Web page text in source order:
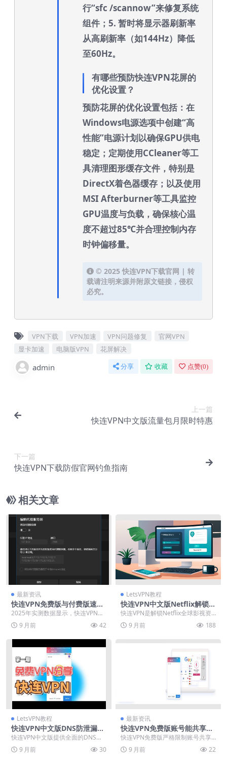
行“sfc /scannow”来修复系统
组件；5. 暂时将显示器刷新率
从高刷新率（如144Hz）降低
至60Hz。
有哪些预防快连VPN花屏的
优化设置？
预防花屏的优化设置包括：在
Windows电源选项中创建“高
性能”电源计划以确保GPU供电
稳定；定期使用CCleaner等工
具清理图形缓存文件，特别是
DirectX着色器缓存；以及使用
MSI Afterburner等工具监控
GPU温度与负载，确保核心温
度不超过85℃并合理控制内存
时钟偏移量。
© 2025 快连VPN下载官网 | 转
载请注明来源并附原文链接，侵权
必究。
VPN下载 VPN加速 VPN问题修复
官网VPN
显卡加速
电脑版VPN 花屏解决
admin 分享 收藏 点赞(0)
上一篇
快连VPN中文版流量包月限时特惠
下一篇
快连VPN下载防假官网钓鱼指南
相关文章
最新资讯
快连VPN免费版与付费版速度
对比：2025年峰值带宽实测数
2025年实测数据显示，快连VPN付
费版带宽飙升至328Mbps，免费版
仅28M...
9 月前 42
LetsVPN教程
快连VPN中文版Netflix解锁专
区
快连VPN是解锁Netflix全球影视资
源的理想工具，能够有效绕过地区
限制，让用...
9 月前 188
LetsVPN教程
快连VPN中文版DNS防泄漏设
置
快连VPN中文版提供全面的DNS防
泄漏设置方案，有效保护用户隐私
不被ISP或第三...
9 月前 30
最新资讯
快连VPN免费版账号能共享
吗？多设备同时在线规则说明
快连VPN免费版严格限制账号共享
与多设备同时在线，通过设备绑定
机制保障服务稳定。...
9 月前 22